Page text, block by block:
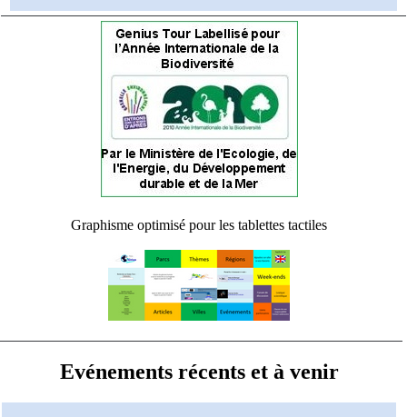
Graphisme optimisé pour les tablettes tactiles
Evénements récents et à venir